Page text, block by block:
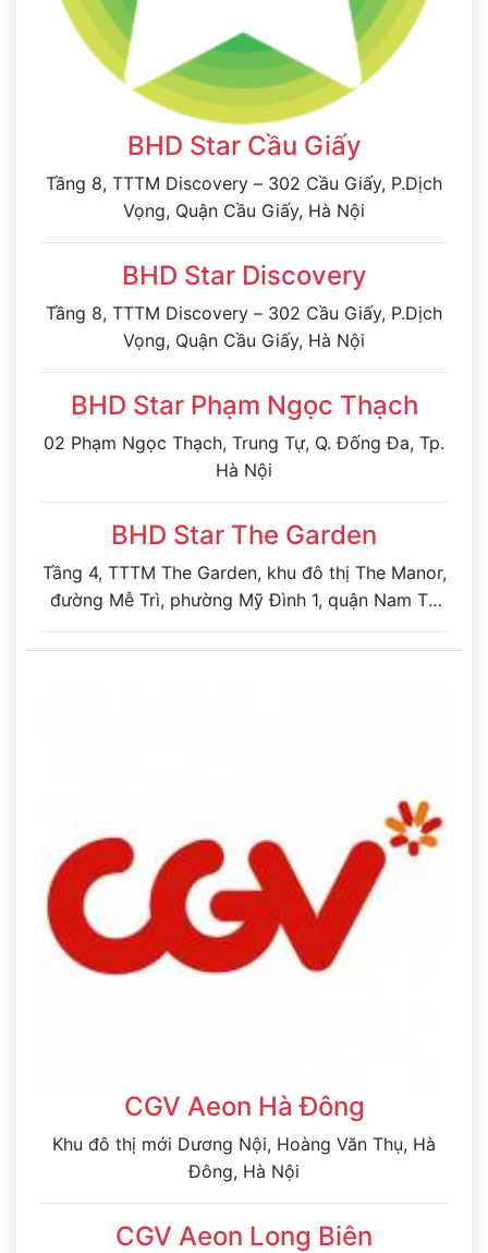
BHD Star Cầu Giấy
Tầng 8, TTTM Discovery – 302 Cầu Giấy, P.Dịch
Vọng, Quận Cầu Giấy, Hà Nội
BHD Star Discovery
Tầng 8, TTTM Discovery – 302 Cầu Giấy, P.Dịch
Vọng, Quận Cầu Giấy, Hà Nội
BHD Star Phạm Ngọc Thạch
02 Phạm Ngọc Thạch, Trung Tự, Q. Đống Đa, Tp.
Hà Nội
BHD Star The Garden
Tầng 4, TTTM The Garden, khu đô thị The Manor,
đường Mễ Trì, phường Mỹ Đình 1, quận Nam Từ
Liêm, Hà Nội
CGV Aeon Hà Đông
Khu đô thị mới Dương Nội, Hoàng Văn Thụ, Hà
Đông, Hà Nội
CGV Aeon Long Biên